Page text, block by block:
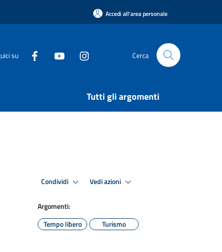
Accedi all'area personale
su Cerca
Tutti gli argomenti
Condividi Vedi azioni
Argomenti:
Tempo libero
Turismo